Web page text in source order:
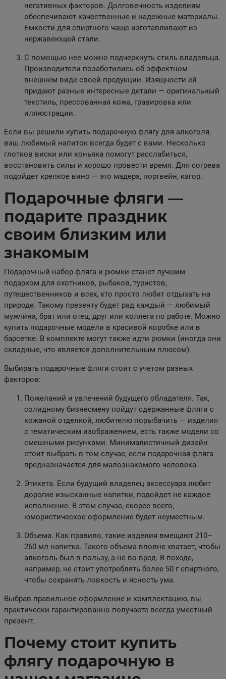
негативных факторов. Долговечность изделиям
обеспечивают качественные и надежные материалы.
Емкости для спиртного чаще изготавливают из
нержавеющей стали.
С помощью нее можно подчеркнуть стиль владельца.
Производители позаботились об эффектном
внешнем виде своей продукции. Изящности ей
придают разные интересные детали — оригинальный
текстиль, прессованная кожа, гравировка или
иллюстрации.
Если вы решили купить подарочную флягу для алкоголя,
ваш любимый напиток всегда будет с вами. Несколько
глотков виски или коньяка помогут расслабиться,
восстановить силы и хорошо провести время. Для согрева
подойдет крепкое вино — это мадера, портвейн, кагор.
Подарочные фляги —
подарите праздник
своим близким или
знакомым
Подарочный набор фляга и рюмки станет лучшим
подарком для охотников, рыбаков, туристов,
путешественников и всех, кто просто любит отдыхать на
природе. Такому презенту будет рад каждый — любимый
мужчина, брат или отец, друг или коллега по работе. Можно
купить подарочные модели в красивой коробке или в
барсетке. В комплекте могут также идти рюмки (иногда они
складные, что является дополнительным плюсом).
Выбирать подарочные фляги стоит с учетом разных
факторов:
Пожеланий и увлечений будущего обладателя. Так,
солидному бизнесмену пойдут сдержанные фляги с
кожаной отделкой, любителю порыбачить — изделия
с тематическим изображением, есть также модели со
смешными рисунками. Минималистичный дизайн
стоит выбрать в том случае, если подарочная фляга
предназначается для малознакомого человека.
Этикета. Если будущий владелец аксессуара любит
дорогие изысканные напитки, подойдет не каждое
исполнение. В этом случае, скорее всего,
юмористическое оформление будет неуместным.
Объема. Как правило, такие изделия вмещают 210–
260 мл напитка. Такого объема вполне хватает, чтобы
алкоголь был в пользу, а не во вред. В походе,
например, не стоит употреблять более 50 г спиртного,
чтобы сохранять ловкость и ясность ума.
Выбрав правильное оформление и комплектацию, вы
практически гарантированно получаете всегда уместный
презент.
Почему стоит купить
флягу подарочную в